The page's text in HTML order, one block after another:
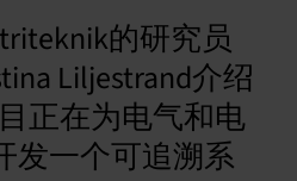
的研究员
Liljestrand介绍
正在为电气和电
发一个可追溯系